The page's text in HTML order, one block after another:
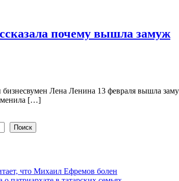
почему вышла замуж
бизнесвумен Лена Ленина 13 февраля вышла
[…]
Поиск
что Михаил Ефремов болен